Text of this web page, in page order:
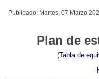
Publicado: Martes, 07 Marzo
Plan de
(Tabla de